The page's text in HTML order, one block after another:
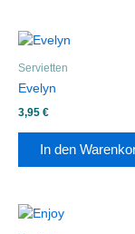
Servietten
Evelyn
3,95 €
In den